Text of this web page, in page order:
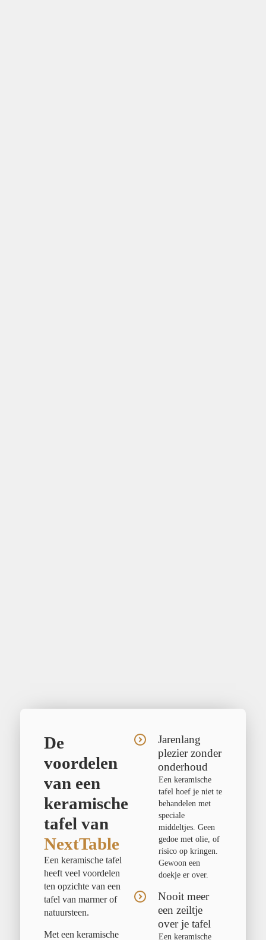
Jarenlang
plezier zonder
onderhoud
Een keramische
tafel hoef je niet te
behandelen met
speciale
middeltjes. Geen
gedoe met olie, of
risico op kringen.
Gewoon een
doekje er over.
Nooit meer
een zeiltje
over je tafel
Een keramische
Een keramische tafel
heeft veel voordelen
ten opzichte van een
tafel van marmer of
natuursteen.
Met een keramische
De
voordelen
van een
keramische
tafel van
NextTable